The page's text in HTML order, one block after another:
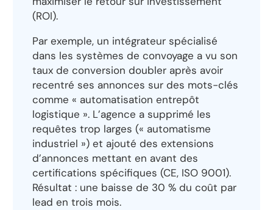
(ROI).
Par exemple, un intégrateur spécialisé
dans les systèmes de convoyage a vu son
taux de conversion doubler après avoir
recentré ses annonces sur des mots-clés
comme « automatisation entrepôt
logistique ». L’agence a supprimé les
requêtes trop larges (« automatisme
industriel ») et ajouté des extensions
d’annonces mettant en avant des
certifications spécifiques (CE, ISO 9001).
Résultat : une baisse de 30 % du coût par
lead en trois mois.